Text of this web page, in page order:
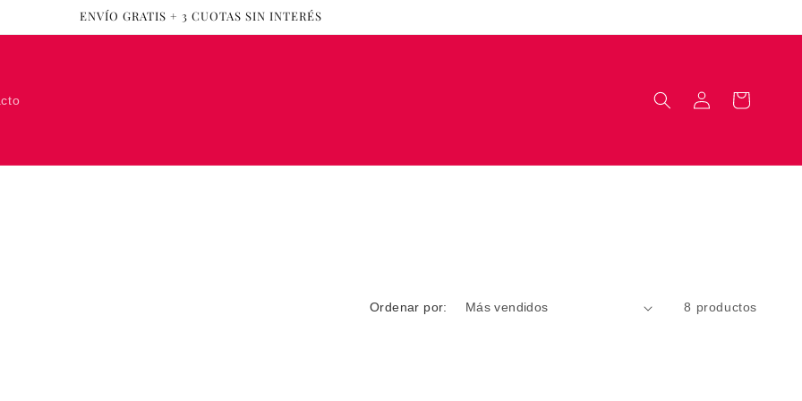
ENVÍO GRATIS + 3 CUOTAS SIN INTERÉS
sesión
Carrito
Ordenar por: 8 productos